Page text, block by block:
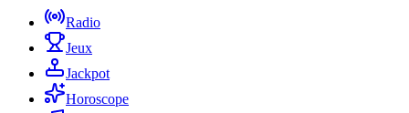
Radio
Jeux
Jackpot
Horoscope